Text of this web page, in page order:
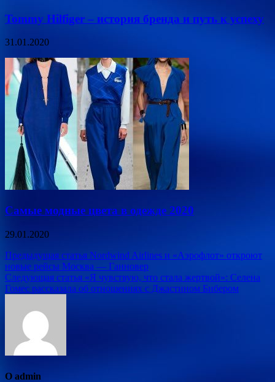
Tommy Hilfiger – история бренда и путь к успеху
31.01.2020
Самые модные цвета в одежде 2020
29.01.2020
Навигация
по
записям
Предыдущая статья Nordwind Airlines и «Аэрофлот» откроют
новые рейсы Москва — Ганновер
Следующая статья «Я чувствую, что стала жертвой»: Селена
Гомес рассказала об отношениях с Джастином Бибером
О admin